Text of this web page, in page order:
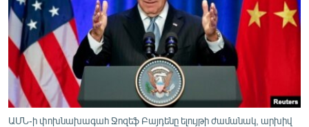
ՄԻՋԱԶԳԱՅԻՆ
ՄՇԱԿՈՒՅԹ
ՍՊՈՐՏ
ՄԵԿՆԱԲԱՆՈՒԹՅՈՒՆ
ՏՏ ԵՒ ԻՆՏԵՐՆԵՏ
ԱՄՆ-ի փոխնախագահ Ջոզեֆ Բայդենը ելույթի ժամանակ, արխիվ